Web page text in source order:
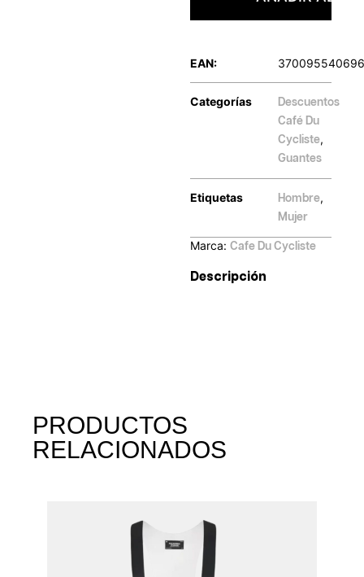
EAN:
Categorías
Descuentos
Café Du
Cycliste,
Guantes
Etiquetas Hombre,
Mujer
Marca: Cafe Du Cycliste
Descripción
PRODUCTOS
RELACIONADOS